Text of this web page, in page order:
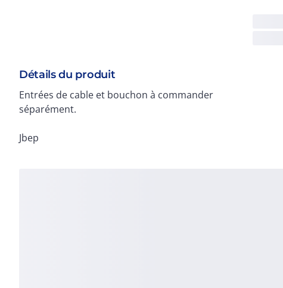
Détails du produit
Entrées de cable et bouchon à commander
séparément.
Jbep